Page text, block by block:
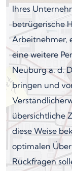
Ihres
betrügerische
Arbeitnehmer,
eine weitere
Neuburg a. d.
bringen und
übersichtliche
diese Weise
optimalen
Rückfragen